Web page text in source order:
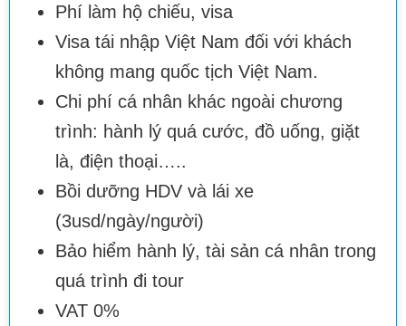
Phí làm hộ chiếu, visa
Visa tái nhập Việt Nam đối với khách
không mang quốc tịch Việt Nam.
Chi phí cá nhân khác ngoài chương
trình: hành lý quá cước, đồ uống, giặt
là, điện thoại…..
Bồi dưỡng HDV và lái xe
(3usd/ngày/người)
Bảo hiểm hành lý, tài sản cá nhân trong
quá trình đi tour
VAT 0%